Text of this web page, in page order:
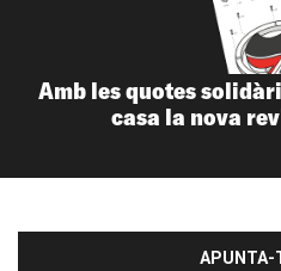
Amb les quotes
casa la nova
APUNTA-